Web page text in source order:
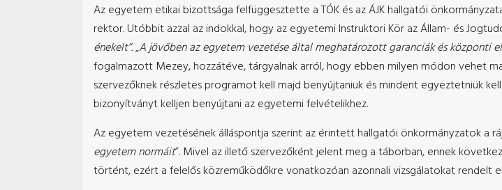
Az egyetem etikai bizottsága felfüggesztette a TÓK és az ÁJK hallgatói
rektor. Utóbbit azzal az indokkal, hogy az egyetemi Instruktori Kör az Állam- és
énekelt”.„A jövőben az egyetem vezetése által meghatározott garanciák és központi
fogalmazott Mezey, hozzátéve, tárgyalnak arról, hogy ebben milyen módon vehet
szervezőknek részletes programot kell majd benyújtaniuk és mindent egyeztetniük
bizonyítványt kelljen benyújtani az egyetemi felvételikhez.
Az egyetem vezetésének álláspontja szerint az érintett hallgatói önkormányzatok a
egyetem normáit”. Mivel az illető szervezőként jelent meg a táborban, ennek
történt, ezért a felelős közreműködőkre vonatkozóan azonnali vizsgálatokat rendelt